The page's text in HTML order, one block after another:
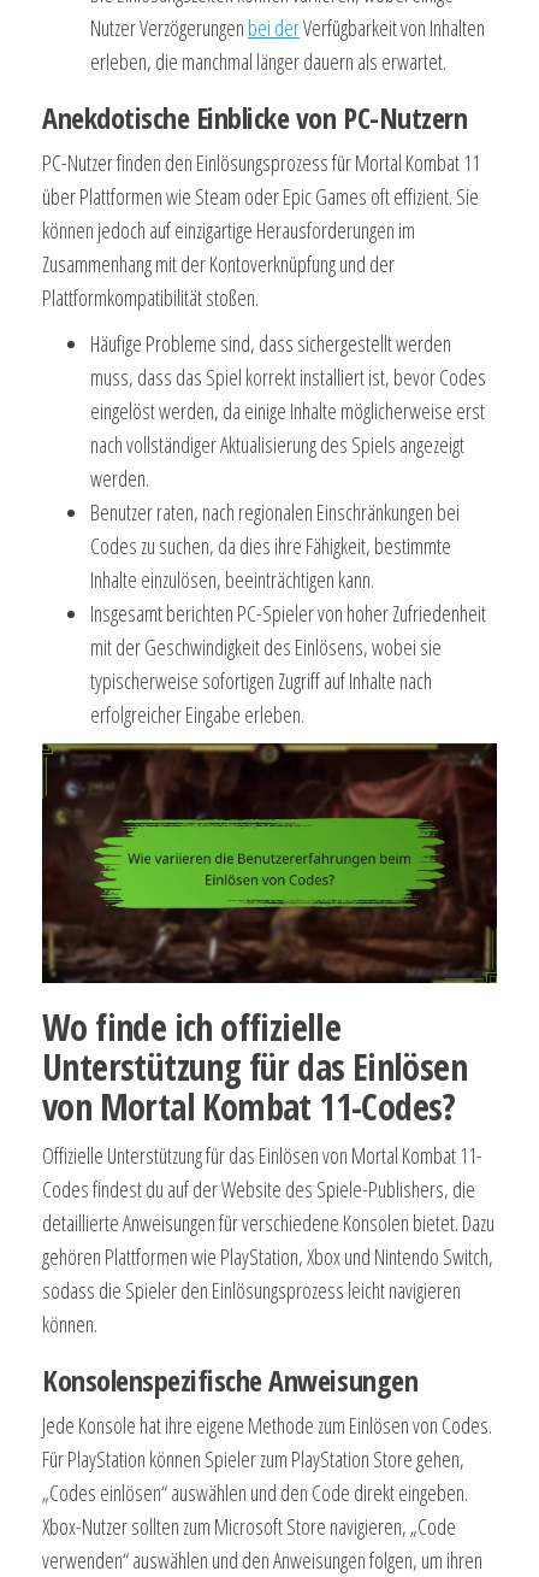
Nutzer Verzögerungen bei derVerfügbarkeit von Inhalten
erleben, die manchmal länger dauern als erwartet.
Anekdotische Einblicke von PC-Nutzern
PC-Nutzer finden den Einlösungsprozess für Mortal Kombat 11
über Plattformen wie Steam oder Epic Games oft effizient. Sie
können jedoch auf einzigartige Herausforderungen im
Zusammenhang mit der Kontoverknüpfung und der
Plattformkompatibilität stoßen.
Häufige Probleme sind, dass sichergestellt werden
muss, dass das Spiel korrekt installiert ist, bevor Codes
eingelöst werden, da einige Inhalte möglicherweise erst
nach vollständiger Aktualisierung des Spiels angezeigt
werden.
Benutzer raten, nach regionalen Einschränkungen bei
Codes zu suchen, da dies ihre Fähigkeit, bestimmte
Inhalte einzulösen, beeinträchtigen kann.
Insgesamt berichten PC-Spieler von hoher Zufriedenheit
mit der Geschwindigkeit des Einlösens, wobei sie
typischerweise sofortigen Zugriff auf Inhalte nach
erfolgreicher Eingabe erleben.
Wo finde ich offizielle
Unterstützung für das Einlösen
von Mortal Kombat 11-Codes?
Offizielle Unterstützung für das Einlösen von Mortal Kombat 11-
Codes findest du auf der Website des Spiele-Publishers, die
detaillierte Anweisungen für verschiedene Konsolen bietet. Dazu
gehören Plattformen wie PlayStation, Xbox und Nintendo Switch,
sodass die Spieler den Einlösungsprozess leicht navigieren
können.
Konsolenspezifische Anweisungen
Jede Konsole hat ihre eigene Methode zum Einlösen von Codes.
Für PlayStation können Spieler zum PlayStation Store gehen,
„Codes einlösen“ auswählen und den Code direkt eingeben.
Xbox-Nutzer sollten zum Microsoft Store navigieren, „Code
verwenden“ auswählen und den Anweisungen folgen, um ihren